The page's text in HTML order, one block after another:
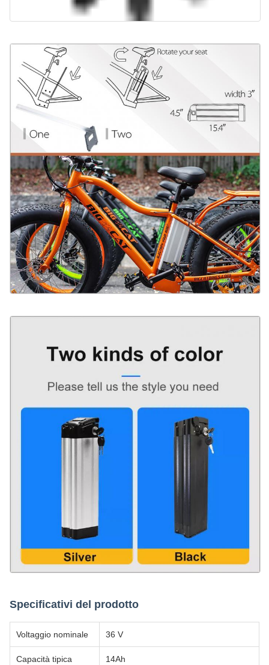
Specificativi del prodotto
Voltaggio nominale 36 V
Capacità tipica 14Ah